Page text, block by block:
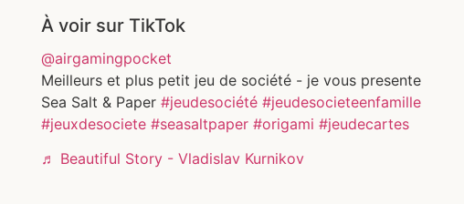
À voir sur TikTok
@airgamingpocket
Meilleurs et plus petit jeu de société - je vous presente
Sea Salt & Paper #jeudesociété #jeudesocieteenfamille
#jeuxdesociete #seasaltpaper #origami #jeudecartes
♬ Beautiful Story - Vladislav Kurnikov